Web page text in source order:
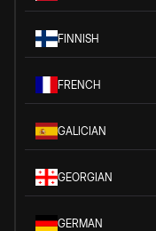
FINNISH
FRENCH
GALICIAN
GEORGIAN
GERMAN